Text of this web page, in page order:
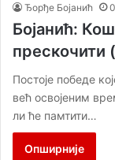
Ђорђе Бојанић
Бојанић:
прескочити
Постоје победе
већ освојеним
ли ће памтити…
Опширније